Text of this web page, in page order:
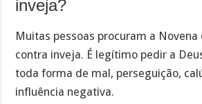
inveja?
Muitas pessoas procuram a Novena
contra inveja. É legítimo pedir a
toda forma de mal, perseguição,
influência negativa.